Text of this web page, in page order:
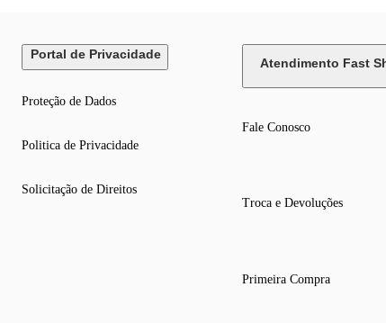
Portal de Privacidade
Proteção de Dados
Politica de Privacidade
Solicitação de Direitos
Atendimento Fast
Fale Conosco
Troca e Devoluções
Primeira Compra